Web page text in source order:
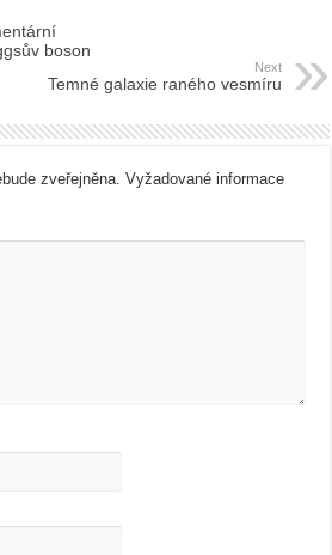
boson
Next
Temné galaxie raného vesmíru
zveřejněna. Vyžadované informace